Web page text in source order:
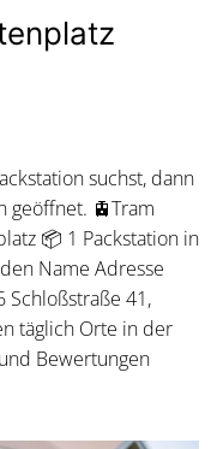
suchst, dann
geöffnet. 🚊Tram
📦 1 Packstation in
Name Adresse
Schloßstraße 41,
täglich Orte in der
Bewertungen